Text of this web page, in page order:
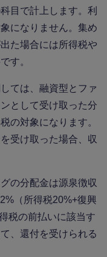
目で計上します。利
になりません。集め
た場合には所得税や
す。
ては、融資型とファ
として受け取った分
の対象になります。
受け取った場合、収
の分配金は源泉徴収
（所得税20%+復興
税の前払いに該当す
、還付を受けられる